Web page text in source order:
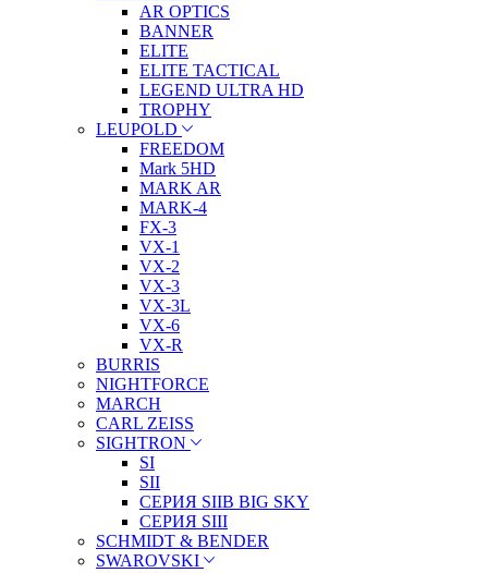
AR OPTICS
BANNER
ELITE
ELITE TACTICAL
LEGEND ULTRA HD
TROPHY
LEUPOLD
FREEDOM
Mark 5HD
MARK AR
MARK-4
FX-3
VX-1
VX-2
VX-3
VX-3L
VX-6
VX-R
BURRIS
NIGHTFORCE
MARCH
CARL ZEISS
SIGHTRON
SI
SII
СЕРИЯ SIIB BIG SKY
СЕРИЯ SIII
SCHMIDT & BENDER
SWAROVSKI